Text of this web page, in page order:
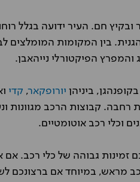
חם. העיר ידועה בגלל
בין המקומות המומלצים
והמפרץ הפיקטורלי נייהאבן.
ביניהן יורופקאר, קדי
רחבה. קבוצות הרכב מגוונות
וכלי רכב אוטומטיים.
גבוהה של כלי רכב. אם
מראש, במיוחד אם ברצונכם